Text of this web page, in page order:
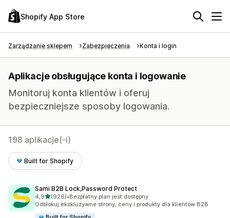
Shopify App Store
Zarządzanie sklepem Zabezpieczenia Konta i login
Aplikacje obsługujące konta i logowanie
Monitoruj konta klientów i oferuj
bezpieczniejsze sposoby logowania.
198 aplikacje(-i)
Built for Shopify
Sami B2B Lock,Password Protect
4,9na 5 gwiazdek
(926)
Łączna liczba recenzji: 926
•Bezpłatny plan jest dostępny
Odblokuj ekskluzywne strony, ceny i produkty dla klientów B2B